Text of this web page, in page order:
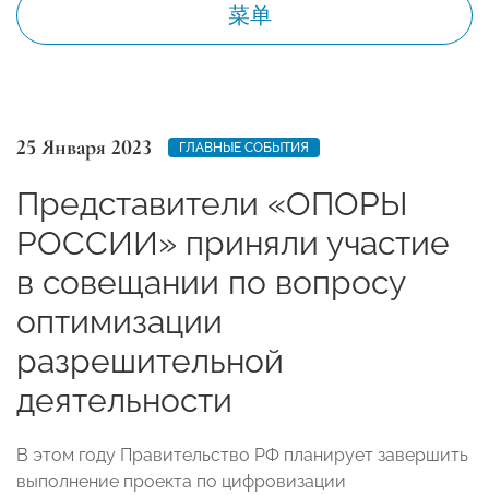
菜单
25 Января 2023 ГЛАВНЫЕ СОБЫТИЯ
Представители «ОПОРЫ
РОССИИ» приняли участие
в совещании по вопросу
оптимизации
разрешительной
деятельности
В этом году Правительство РФ планирует завершить
выполнение проекта по цифровизации